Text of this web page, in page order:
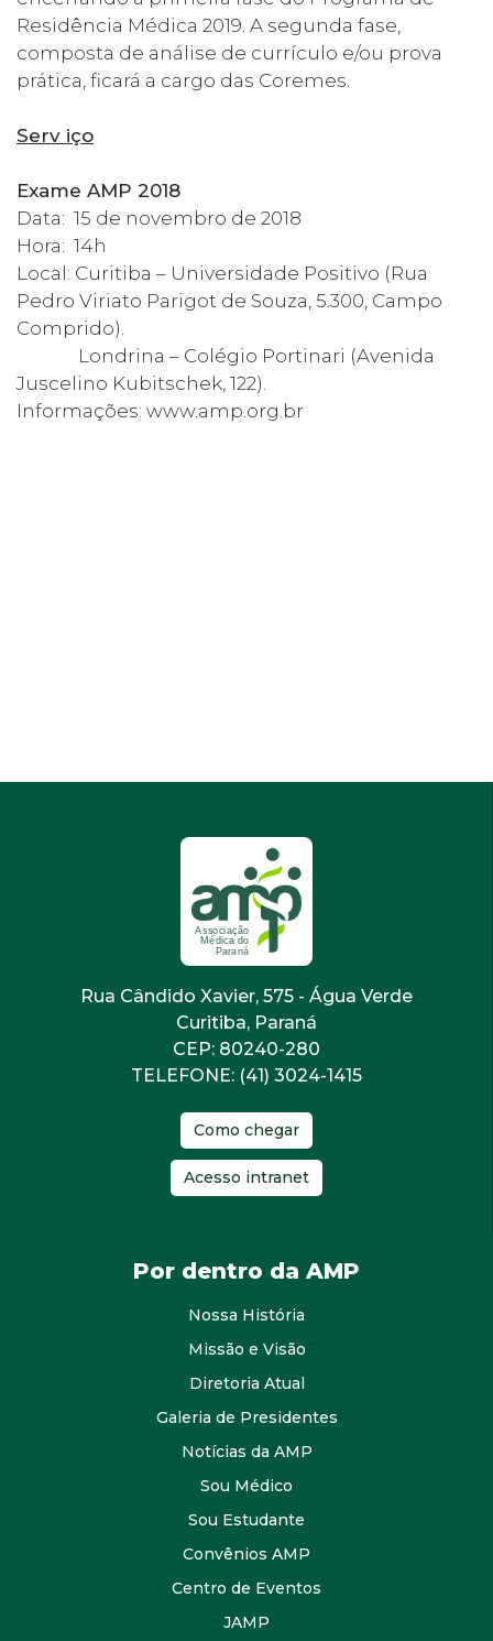
Residência Médica 2019. A segunda fase,
composta de análise de currículo e/ou prova
prática, ficará a cargo das Coremes.
Serv iço
Exame AMP 2018
Data: 15 de novembro de 2018
Hora: 14h
Local: Curitiba – Universidade Positivo (Rua
Pedro Viriato Parigot de Souza, 5.300, Campo
Comprido).
Londrina – Colégio Portinari (Avenida
Juscelino Kubitschek, 122).
Informações: www.amp.org.br
Rua Cândido Xavier, 575 - Água Verde
Curitiba, Paraná
CEP: 80240-280
TELEFONE: (41) 3024-1415
Como chegar
Acesso intranet
Por dentro da AMP
Nossa História
Missão e Visão
Diretoria Atual
Galeria de Presidentes
Notícias da AMP
Sou Médico
Sou Estudante
Convênios AMP
Centro de Eventos
JAMP